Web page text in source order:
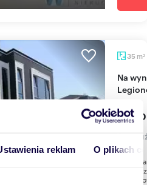
reklam O plikach
35 m2
Na wynajem luksusowy lokal 35 m² z witrynami w
3
lokal